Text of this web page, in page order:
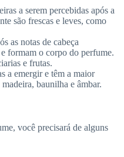
a serem percebidas após a
são frescas e leves, como
as notas de cabeça
formam o corpo do perfume.
e frutas.
a emergir e têm a maior
baunilha e âmbar.
você precisará de alguns